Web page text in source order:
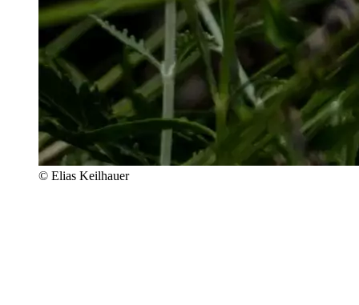
© Elias Keilhauer